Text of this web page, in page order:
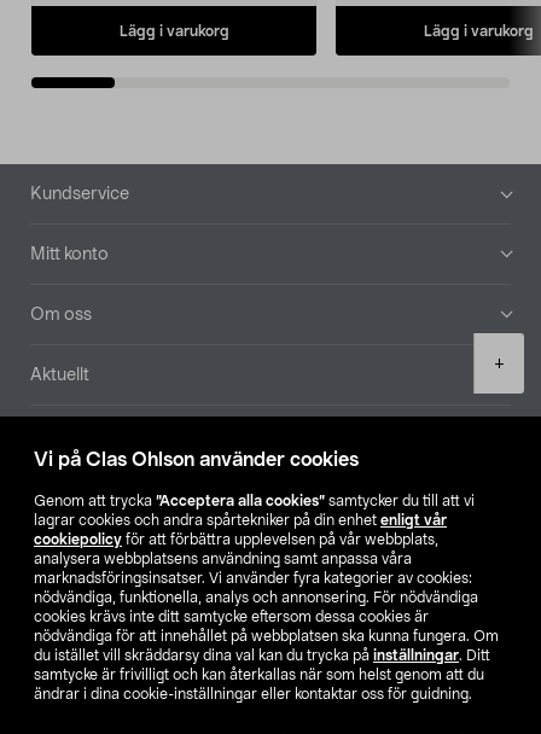
Vi på Clas Ohlson använder cookies
Genom att trycka ”Acceptera alla cookies” samtycker du till att vi
lagrar cookies och andra spårtekniker på din enhet enligt vår
cookiepolicy för att förbättra upplevelsen på vår webbplats,
analysera webbplatsens användning samt anpassa våra
marknadsföringsinsatser. Vi använder fyra kategorier av cookies:
nödvändiga, funktionella, analys och annonsering. För nödvändiga
cookies krävs inte ditt samtycke eftersom dessa cookies är
nödvändiga för att innehållet på webbplatsen ska kunna fungera. Om
du istället vill skräddarsy dina val kan du trycka på inställningar. Ditt
samtycke är frivilligt och kan återkallas när som helst genom att du
ändrar i dina cookie-inställningar eller kontaktar oss för guidning.
+
Lägg i varukorg Lägg i varukorg
Sidfot
Kundservice
Mitt konto
Om oss
Aktuellt
Hitta butik
SE NO FI